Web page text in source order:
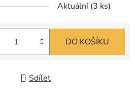
Aktuální (3 ks)
DO KOŠÍKU
Sdílet